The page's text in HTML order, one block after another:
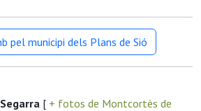
pel municipi dels Plans de Sió
[ + fotos de Montcortès de